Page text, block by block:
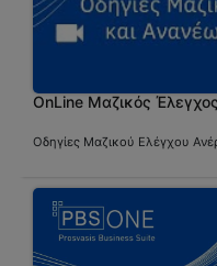
OnLine Μαζικός
Οδηγίες Μαζικού Ελέγχου